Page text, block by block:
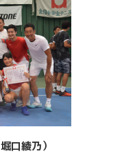
口綾乃）